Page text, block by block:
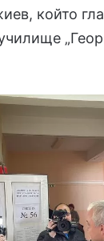
който